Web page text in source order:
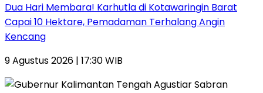
Dua Hari Membara! Karhutla di Kotawaringin Barat
Capai 10 Hektare, Pemadaman Terhalang Angin
Kencang
9 Agustus 2026 | 17:30 WIB